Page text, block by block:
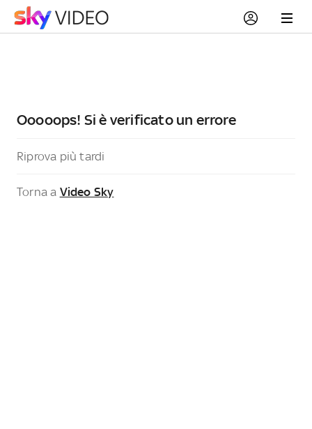
Ooooops! Si è verificato un errore
Riprova più tardi
Torna a Video Sky